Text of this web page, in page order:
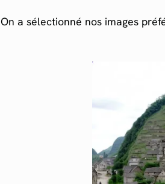
On a sélectionné nos images